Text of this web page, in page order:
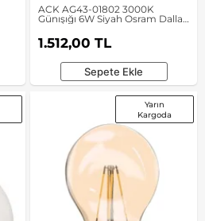
ACK AG43-01802 3000K
Günışığı 6W Siyah Osram Dallas
WLA Bahçe Duvar Apliği
1.512,00 TL
Sepete Ekle
Yarın
Kargoda